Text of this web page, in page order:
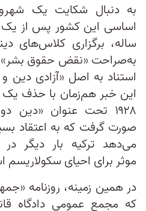
به دنبال شکایت یک
اساسی این کشور پس از
ساله، برگزاری کلاس‌های
به‌صراحت «نقض حقوق بشر»
استناد به اصل «آزادی دین
این خبر هم‌زمان با حذف
۱۹۲۸ تحت عنوان
صورت گرفت که به اعتقاد
می‌دهد ترکیه بار دیگر
موثر برای احیای
در همین زمینه، روزنامه